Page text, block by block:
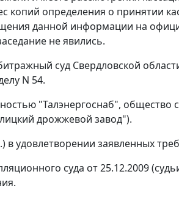
определения о принятии
данной информации на
не явились.
суд Свердловской
N 54.
"Талэнергоснаб", общество
дрожжевой завод").
удовлетворении заявленных
суда от 25.12.2009